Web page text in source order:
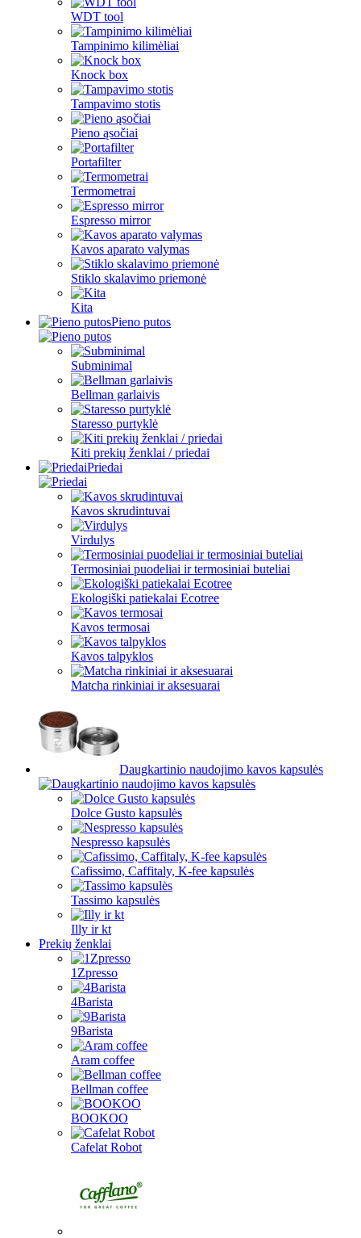
WDT tool
Tampinimo kilimėliai
Knock box
Tampavimo stotis
Pieno ąsočiai
Portafilter
Termometrai
Espresso mirror
Kavos aparato valymas
Stiklo skalavimo priemonė
Kita
Pieno putos
Subminimal
Bellman garlaivis
Staresso purtyklė
Kiti prekių ženklai / priedai
Priedai
Kavos skrudintuvai
Virdulys
Termosiniai puodeliai ir termosiniai buteliai
Ekologiški patiekalai Ecotree
Kavos termosai
Kavos talpyklos
Matcha rinkiniai ir aksesuarai
Daugkartinio naudojimo kavos kapsulės
Dolce Gusto kapsulės
Nespresso kapsulės
Cafissimo, Caffitaly, K-fee kapsulės
Tassimo kapsulės
Illy ir kt
Prekių ženklai
1Zpresso
4Barista
9Barista
Aram coffee
Bellman coffee
BOOKOO
Cafelat Robot